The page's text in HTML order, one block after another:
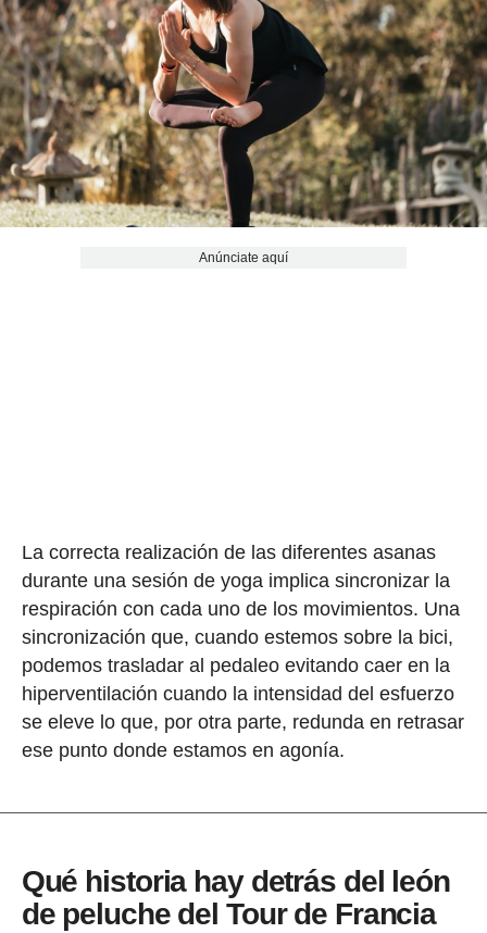
Anúnciate aquí
La correcta realización de las diferentes asanas
durante una sesión de yoga implica sincronizar la
respiración con cada uno de los movimientos. Una
sincronización que, cuando estemos sobre la bici,
podemos trasladar al pedaleo evitando caer en la
hiperventilación cuando la intensidad del esfuerzo
se eleve lo que, por otra parte, redunda en retrasar
ese punto donde estamos en agonía.
Qué historia hay detrás del león
de peluche del Tour de Francia